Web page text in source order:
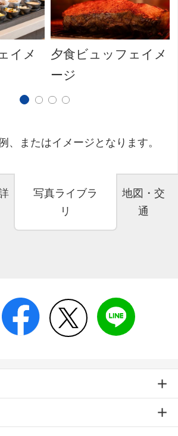
イメ
夕食ビュッフェイメ
ージ
、またはイメージとなります。
写真ライブラ
リ
地図・交
通